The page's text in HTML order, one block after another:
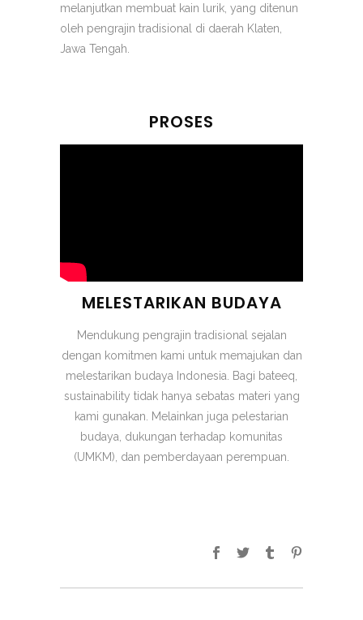
melanjutkan membuat kain lurik, yang ditenun
oleh pengrajin tradisional di daerah Klaten,
Jawa Tengah.
PROSES
MELESTARIKAN BUDAYA
Mendukung pengrajin tradisional sejalan
dengan komitmen kami untuk memajukan dan
melestarikan budaya Indonesia. Bagi bateeq,
sustainability tidak hanya sebatas materi yang
kami gunakan. Melainkan juga pelestarian
budaya, dukungan terhadap komunitas
(UMKM), dan pemberdayaan perempuan.